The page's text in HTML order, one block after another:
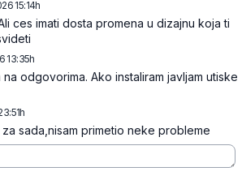
15:14h
ces imati dosta promena u dizajnu koja ti
13:35h
na odgovorima. Ako instaliram javljam utiske
sada,nisam primetio neke probleme